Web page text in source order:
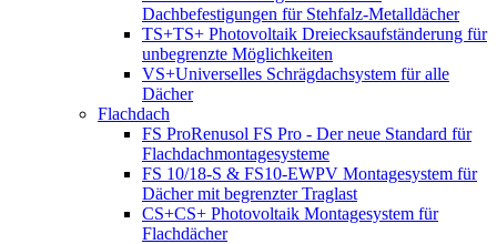
Dachbefestigungen für Stehfalz-Metalldächer
TS+TS+ Photovoltaik Dreiecksaufständerung für
unbegrenzte Möglichkeiten
VS+Universelles Schrägdachsystem für alle
Dächer
Flachdach
FS ProRenusol FS Pro - Der neue Standard für
Flachdachmontagesysteme
FS 10/18-S & FS10-EWPV Montagesystem für
Dächer mit begrenzter Traglast
CS+CS+ Photovoltaik Montagesystem für
Flachdächer